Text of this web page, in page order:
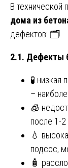
В технической
дома из
дефектов: 🗂️
2.1. Дефекты
🧪
–
🧊
после 1-2
💧
подсос,
🧴